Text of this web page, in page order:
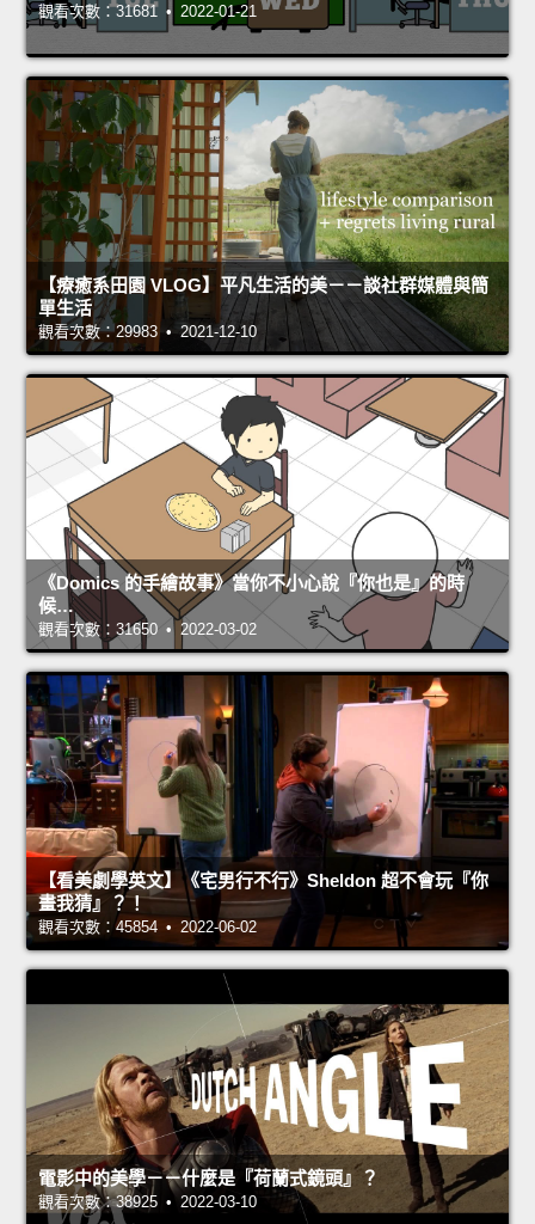
觀看次數：31681 • 2022-01-21
【療癒系田園 VLOG】平凡生活的美－－談社群媒體與簡
單生活
觀看次數：29983 • 2021-12-10
《Domics 的手繪故事》當你不小心說『你也是』的時
候…
觀看次數：31650 • 2022-03-02
【看美劇學英文】《宅男行不行》Sheldon 超不會玩『你
畫我猜』？！
觀看次數：45854 • 2022-06-02
電影中的美學－－什麼是『荷蘭式鏡頭』？
觀看次數：38925 • 2022-03-10